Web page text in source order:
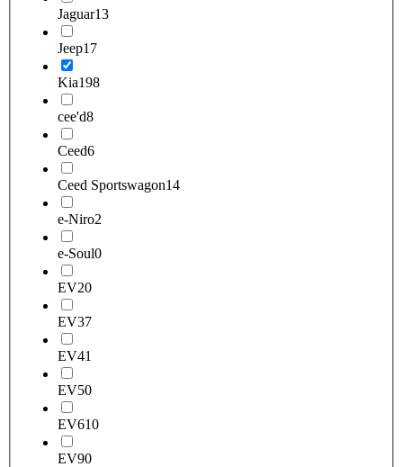
Jaguar13
Jeep17
Kia198
cee'd8
Ceed6
Ceed Sportswagon14
e-Niro2
e-Soul0
EV20
EV37
EV41
EV50
EV610
EV90